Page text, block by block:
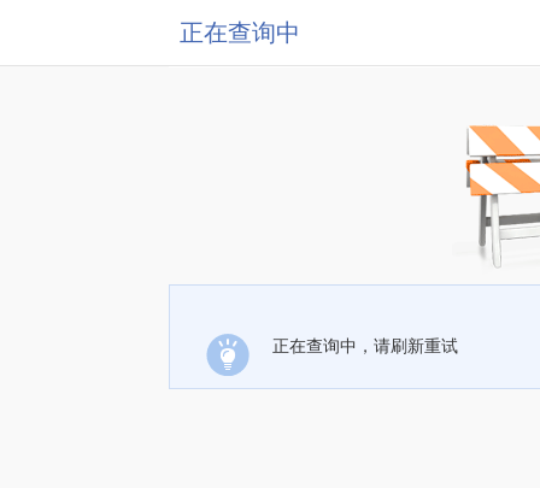
正在查询中
正在查询中，请刷新重试